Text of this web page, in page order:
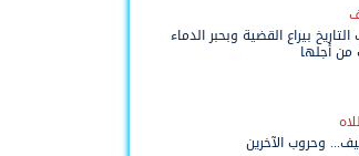
بيراع القضية وبحبر الدماء
أجلها
وحروب الآخرين